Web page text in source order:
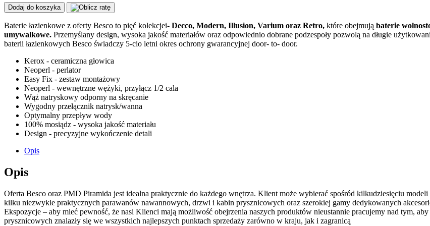
Dodaj do koszyka
Baterie łazienkowe z oferty Besco to pięć kolekcjei- Decco, Modern, Illusion, Varium oraz Retro, które obejmują baterie
umywalkowe. Przemyślany design, wysoka jakość materiałów oraz odpowiednio dobrane podzespoły pozwolą na długie
baterii łazienkowych Besco świadczy 5-cio letni okres ochrony gwarancyjnej door- to- door.
Kerox - ceramiczna głowica
Neoperl - perlator
Easy Fix - zestaw montażowy
Neoperl - wewnętrzne wężyki, przyłącz 1/2 cala
Wąż natryskowy odporny na skręcanie
Wygodny przełącznik natrysk/wanna
Optymalny przepływ wody
100% mosiądz - wysoka jakość materiału
Design - precyzyjne wykończenie detali
Opis
Opis
Oferta Besco oraz PMD Piramida jest idealna praktycznie do każdego wnętrza. Klient może wybierać spośród kilkudziesięciu
kilku niezwykle praktycznych parawanów nawannowych, drzwi i kabin prysznicowych oraz szerokiej gamy dedykowanych
Ekspozycje – aby mieć pewność, że nasi Klienci mają możliwość obejrzenia naszych produktów nieustannie pracujemy nad tym,
prysznicowych znalazły się we wszystkich najlepszych punktach sprzedaży zarówno w kraju, jak i zagranicą